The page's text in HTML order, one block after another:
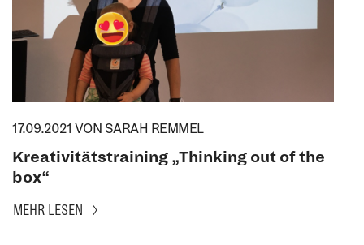
17.09.2021 VON SARAH REMMEL
Kreativitätstraining „Thinking out of the
box“
MEHR LESEN